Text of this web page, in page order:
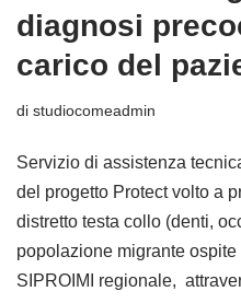
diagnosi
carico del
di studiocomeadmin
Servizio di assistenza
del progetto Protect volto a
distretto testa collo (denti,
popolazione migrante
SIPROIMI regionale,